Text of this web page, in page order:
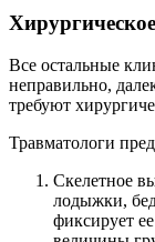
Все остальные
неправильно,
требуют
Травматологи
Скелетное
лодыжки,
фиксирует